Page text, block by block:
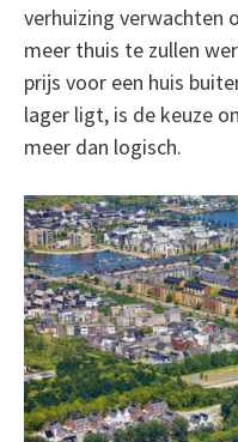
verhuizing verwachten
meer thuis te zullen
prijs voor een huis
lager ligt, is de keuze
meer dan logisch.